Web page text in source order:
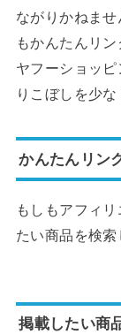
ながりかねま
もかんたんリ
ヤフーショッ
りこぼしを少な
かんたんリン
もしもアフィ
たい商品を検索
掲載したい商